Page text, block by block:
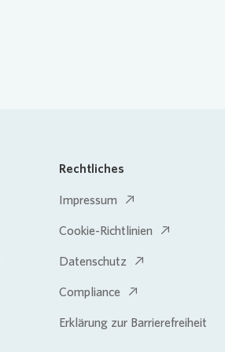
Rechtliches
Impressum
Cookie-Richtlinien
Datenschutz
Compliance
Erklärung zur Barrierefreiheit